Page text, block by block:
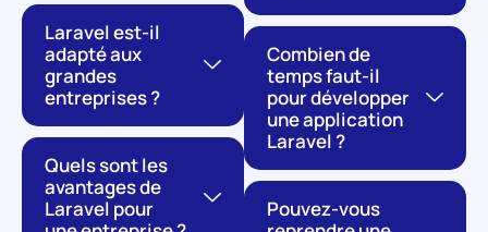
Laravel est-il
adapté aux
grandes
entreprises ?
Quels sont les
avantages de
Laravel pour
Combien de
temps faut-il
pour développer
une application
Laravel ?
Pouvez-vous